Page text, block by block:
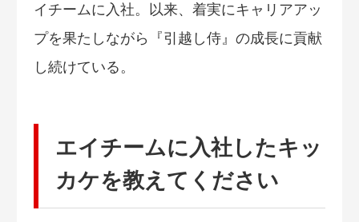
イチームに入社。以来、着実にキャリアアッ
プを果たしながら『引越し侍』の成長に貢献
し続けている。
エイチームに入社したキッ
カケを教えてください